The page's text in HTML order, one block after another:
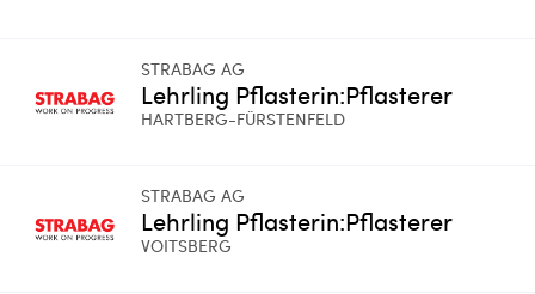
STRABAG AG
Lehrling Pflasterin:Pflasterer
HARTBERG-FÜRSTENFELD
STRABAG AG
Lehrling Pflasterin:Pflasterer
VOITSBERG